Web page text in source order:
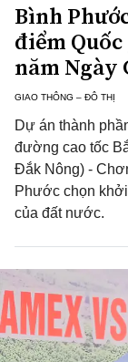
Bình
điểm
năm Ngày
GIAO THÔNG – ĐÔ THỊ
Dự án thành
đường cao tốc
Đắk Nông) -
Phước chọn
của đất nước.